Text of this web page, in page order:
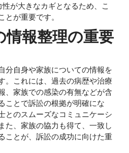
が大きなカギとなるため、こ
とが重要です。
情報整理の重要
分自身や家族についての情報を
。これには、過去の病歴や治療
、家族での感染の有無などが含
ことで訴訟の根拠が明確にな
とのスムーズなコミュニケーシ
た、家族の協力も得て、一致し
ことが、訴訟の成功に向けた重